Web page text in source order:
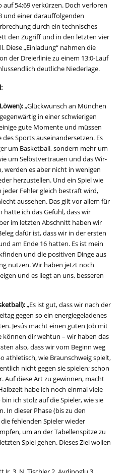
auf 54:69 verkürzen. Doch verloren
und einer darauffolgenden
durch ein technisches
den Zugriff und in den letzten vier
Diese „Einladung“ nahmen die
der Dreierlinie zu einem 13:0-Lauf
deutliche Niederlage.
„Glückwunsch an München
in einer schwierigen
gute Momente und müssen
Sports auseinandersetzen. Es
um Basketball, sondern mehr um
um Selbstvertrauen und das Wir-
werden es aber nicht in wenigen
herzustellen. Und ein Spiel wie
Fehler gleich bestraft wird,
aussehen. Das gilt vor allem für
hatte ich das Gefühl, dass wir
im letzten Abschnitt haben wir
dafür ist, dass wir in der ersten
am Ende 16 hatten. Es ist mein
und die positiven Dinge aus
nutzen. Wir haben jetzt noch
und es liegt an uns, besseren
„Es ist gut, dass wir nach der
gegen so ein energiegeladenes
Jesús macht einen guten Job mit
können dir wehtun – wir haben das
also, dass wir vom Beginn weg
athletisch, wie Braunschweig spielt,
nicht gegen sie spielen; schon
Auf diese Art zu gewinnen, macht
habe ich noch einmal viele
ich stolz auf die Spieler, wie sie
In dieser Phase (bis zu den
fehlenden Spieler wieder
um an der Tabellenspitze zu
Spiel gehen. Dieses Ziel wollen